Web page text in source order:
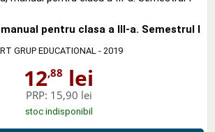
pentru clasa a III-a. Semestrul I
GRUP EDUCATIONAL - 2019
12,88 lei
PRP: 15,90 lei
stoc indisponibil